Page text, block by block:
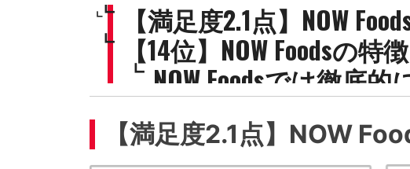
【満足度2.1点】NOW
【14位】NOW Foodsの特
NOW Foodsでは徹底
配合量もアメリカン
亜鉛は積極的に研究
【満足度2.1点】NOW